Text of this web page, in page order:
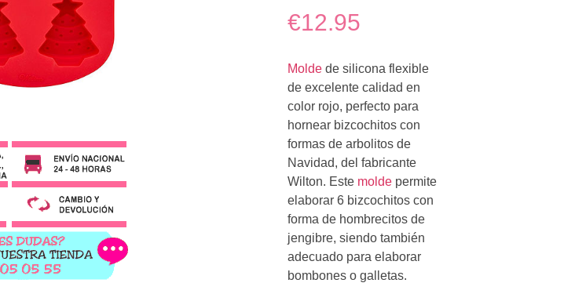
€12.95
Molde de silicona flexible
de excelente calidad en
color rojo, perfecto para
hornear bizcochitos con
formas de arbolitos de
Navidad, del fabricante
Wilton. Este molde permite
elaborar 6 bizcochitos con
forma de hombrecitos de
jengibre, siendo también
adecuado para elaborar
bombones o galletas.